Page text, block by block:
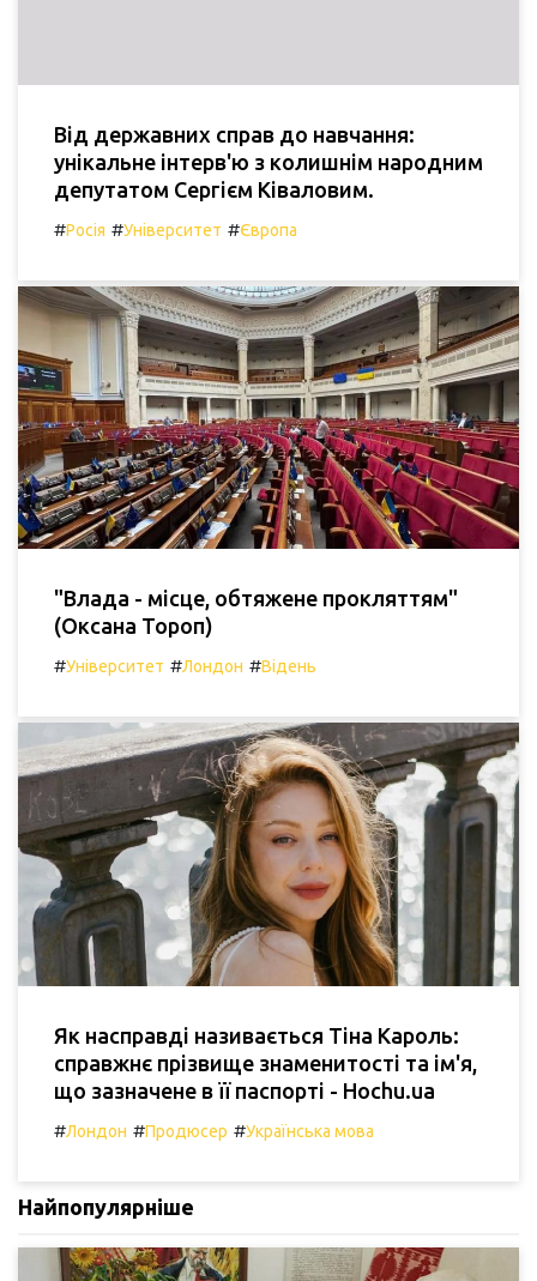
Від державних справ до навчання:
унікальне інтерв'ю з колишнім народним
депутатом Сергієм Ківаловим.
#Росія #Університет #Європа
"Влада - місце, обтяжене прокляттям"
(Оксана Тороп)
#Університет #Лондон #Відень
Як насправді називається Тіна Кароль:
справжнє прізвище знаменитості та ім'я,
що зазначене в її паспорті - Hochu.ua
#Лондон #Продюсер #Українська мова
Найпопулярніше